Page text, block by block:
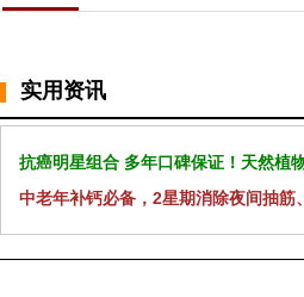
实用资讯
抗癌明星组合 多年口碑保证！天然植
中老年补钙必备，2星期消除夜间抽